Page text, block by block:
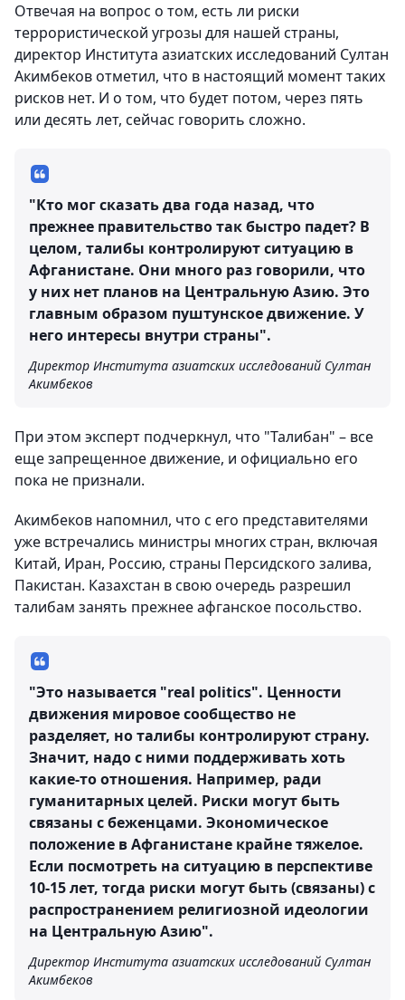
Отвечая на вопрос о том, есть ли риски
террористической угрозы для нашей страны,
директор Института азиатских исследований Султан
Акимбеков отметил, что в настоящий момент таких
рисков нет. И о том, что будет потом, через пять
или десять лет, сейчас говорить сложно.
"Кто мог сказать два года назад, что
прежнее правительство так быстро падет? В
целом, талибы контролируют ситуацию в
Афганистане. Они много раз говорили, что
у них нет планов на Центральную Азию. Это
главным образом пуштунское движение. У
него интересы внутри страны".
Директор Института азиатских исследований Султан
Акимбеков
При этом эксперт подчеркнул, что "Талибан" – все
еще запрещенное движение, и официально его
пока не признали.
Акимбеков напомнил, что с его представителями
уже встречались министры многих стран, включая
Китай, Иран, Россию, страны Персидского залива,
Пакистан. Казахстан в свою очередь разрешил
талибам занять прежнее афганское посольство.
"Это называется "real politics". Ценности
движения мировое сообщество не
разделяет, но талибы контролируют страну.
Значит, надо с ними поддерживать хоть
какие-то отношения. Например, ради
гуманитарных целей. Риски могут быть
связаны с беженцами. Экономическое
положение в Афганистане крайне тяжелое.
Если посмотреть на ситуацию в перспективе
10-15 лет, тогда риски могут быть (связаны) с
распространением религиозной идеологии
на Центральную Азию".
Директор Института азиатских исследований Султан
Акимбеков